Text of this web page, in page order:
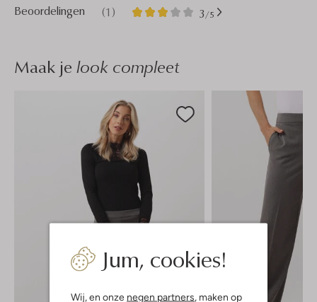
Jum, cookies!
Wij, en onze negen partners, maken op
Beoordelingen (1) 3/5
1
3
Maak je look compleet